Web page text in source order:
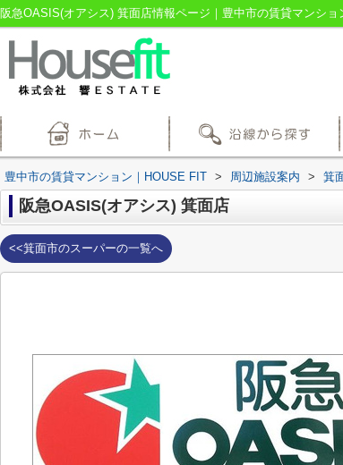
阪急OASIS(オアシス) 箕面店情報ページ｜豊中市の賃貸マンショ
豊中市の賃貸マンション｜HOUSE FIT > 周辺施設案内 > 箕
阪急OASIS(オアシス) 箕面店
<<箕面市のスーパーの一覧へ